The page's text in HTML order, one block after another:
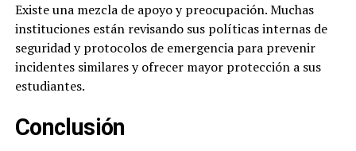
Existe una mezcla de apoyo y preocupación. Muchas
instituciones están revisando sus políticas internas de
seguridad y protocolos de emergencia para prevenir
incidentes similares y ofrecer mayor protección a sus
estudiantes.
Conclusión